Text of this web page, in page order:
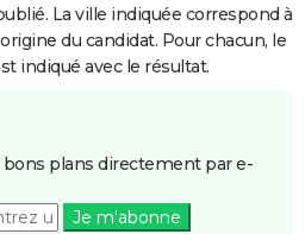
La ville indiquée correspond à
du candidat. Pour chacun, le
indiqué avec le résultat.
bons plans directement par e-
Je m'abonne